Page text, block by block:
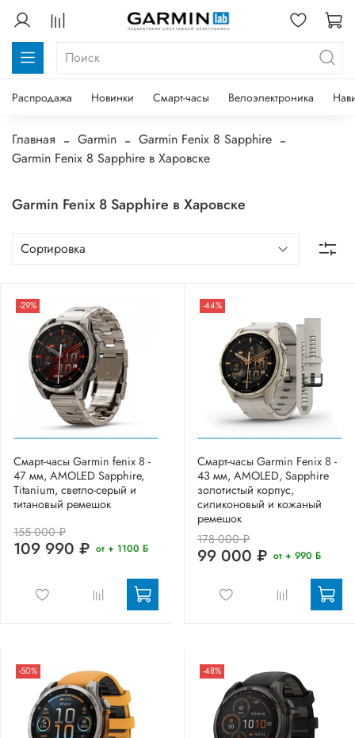
Распродажа Новинки Смарт-часы Велоэлектроника
Главная Garmin
Garmin Fenix 8 Sapphire
Garmin Fenix 8 Sapphire в Харовске
Garmin Fenix 8 Sapphire в Харовске
-29%
Смарт-часы Garmin fenix 8 -
47 мм, AMOLED Sapphire,
Titanium, светло-серый и
титановый ремешок
155 000 ₽
109 990 ₽ от + 1100 Б
-44%
Смарт-часы Garmin Fenix 8 -
43 мм, AMOLED, Sapphire
золотистый корпус,
силиконовый и кожаный
ремешок
178 000 ₽
99 000 ₽ от + 990 Б
-50% -48%